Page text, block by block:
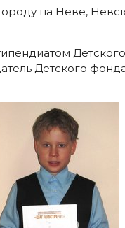
на Неве,
Детского